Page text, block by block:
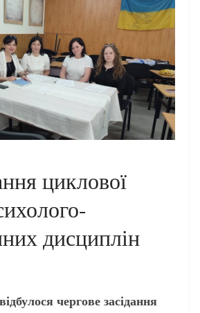
циклової
дисциплін
чергове засідання